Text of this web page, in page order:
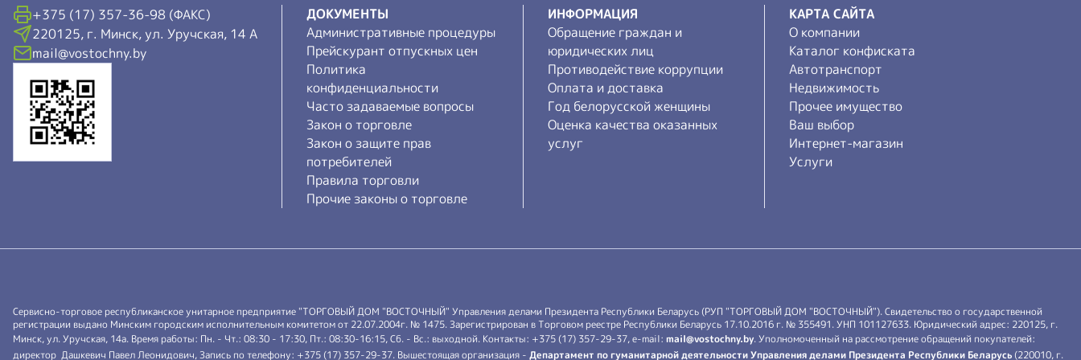
+375 (17) 357-36-98 (ФАКС)
220125, г. Минск, ул. Уручская, 14 А
mail@vostochny.by
ДОКУМЕНТЫ
Административные процедуры
Прейскурант отпускных цен
Политика
конфиденциальности
Часто задаваемые вопросы
Закон о торговле
Закон о защите прав
потребителей
Правила торговли
Прочие законы о торговле
ИНФОРМАЦИЯ
Обращение граждан и
юридических лиц
Противодействие коррупции
Оплата и доставка
Год белорусской женщины
Оценка качества оказанных
услуг
КАРТА САЙТА
О компании
Каталог конфиската
Автотранспорт
Недвижимость
Прочее имущество
Ваш выбор
Интернет-магазин
Услуги
Сервисно-торговое республиканское унитарное предприятие "ТОРГОВЫЙ ДОМ "ВОСТОЧНЫЙ" Управления делами Президента Республики Беларусь (РУП "ТОРГОВЫЙ ДОМ "ВОСТОЧНЫЙ"). Свидетельство о государственной
регистрации выдано Минским городским исполнительным комитетом от 22.07.2004г. № 1475. Зарегистрирован в Торговом реестре Республики Беларусь 17.10.2016 г. № 355491. УНП 101127633. Юридический адрес: 220125, г.
Минск, ул. Уручская, 14а. Время работы: Пн. - Чт.: 08:30 - 17:30, Пт.: 08:30-16:15, Сб. - Вс.: выходной. Контакты: +375 (17) 357-29-37, e-mail: mail@vostochny.by. Уполномоченный на рассмотрение обращений покупателей:
директор Дашкевич Павел Леонидович, Запись по телефону: +375 (17) 357-29-37. Вышестоящая организация - Департамент по гуманитарной деятельности Управления делами Президента Республики Беларусь (220010, г.